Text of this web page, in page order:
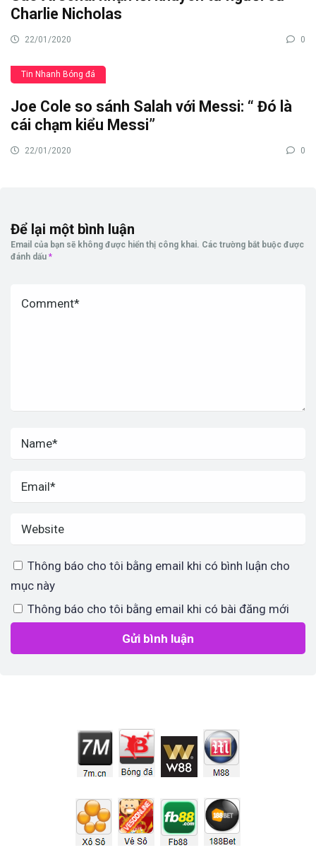
Charlie Nicholas
22/01/2020 0
Tin Nhanh Bóng đá
Joe Cole so sánh Salah với Messi: “ Đó là
cái chạm kiểu Messi”
22/01/2020 0
Để lại một bình luận
Email của bạn sẽ không được hiển thị công khai. Các trường bắt buộc được
đánh dấu *
Thông báo cho tôi bằng email khi có bình luận cho
mục này
Thông báo cho tôi bằng email khi có bài đăng mới